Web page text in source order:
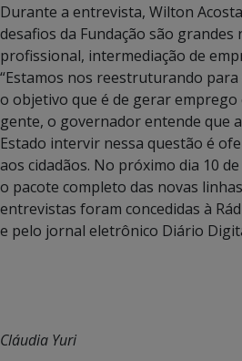
Durante a entrevista, Wilton
desafios da Fundação são grandes
profissional, intermediação de
“Estamos nos reestruturando
o objetivo que é de gerar emprego
gente, o governador entende que
Estado intervir nessa questão é
aos cidadãos. No próximo dia 10
o pacote completo das novas
entrevistas foram concedidas à
e pelo jornal eletrônico Diário
Cláudia Yuri